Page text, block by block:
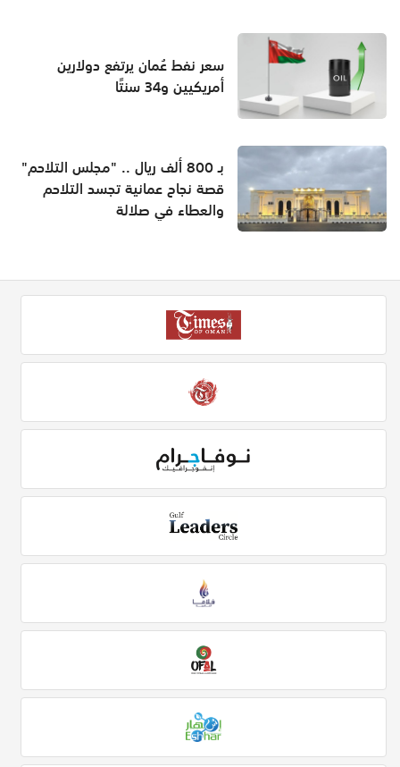
سعر نفط عُمان يرتفع دولارين
أمريكيين و34 سنتًا
بـ 800 ألف ريال .. "مجلس التلاحم"
قصة نجاح عمانية تجسد التلاحم
والعطاء في صلالة